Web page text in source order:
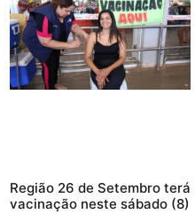
Região 26 de Setembro terá
vacinação neste sábado (8)